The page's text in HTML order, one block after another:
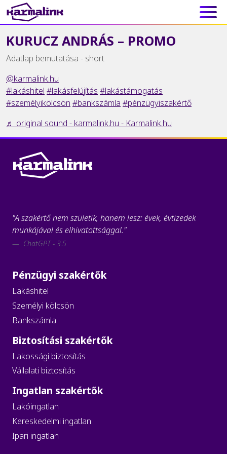
Main Navigation
KURUCZ ANDRÁS – PROMO
Adatlap bemutatása - short
@karmalink.hu
#lakáshitel #lakásfelújítás #lakástámogatás
#személyikölcsön #bankszámla #pénzügyiszakértő
♬ original sound - karmalink.hu - Karmalink.hu
"A szakértő nem születik, hanem lesz: évek, évtizedek
munkájával és elhivatottsággal."
ChatGPT - 3.5
Pénzügyi szakértők
Lakáshitel
Személyi kölcsön
Bankszámla
Biztosítási szakértők
Lakossági biztosítás
Vállalati biztosítás
Ingatlan szakértők
Lakóingatlan
Kereskedelmi ingatlan
Ipari ingatlan